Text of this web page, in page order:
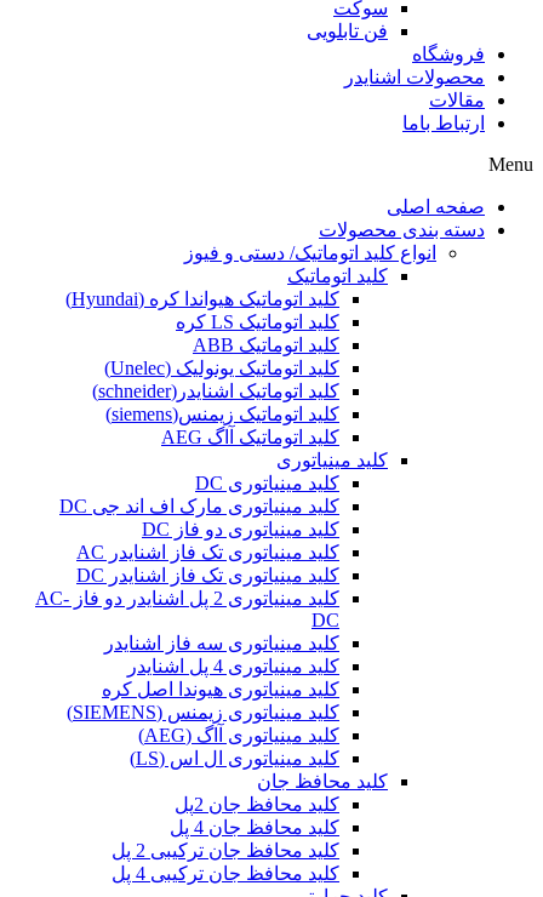
سوکت
فن تابلویی
فروشگاه
محصولات اشنایدر
مقالات
ارتباط باما
Menu
صفحه اصلی
دسته بندی محصولات
انواع کلید اتوماتیک/ دستی و فیوز
کلید اتوماتیک
کلید اتوماتیک هیواندا کره (Hyundai)
کلید اتوماتیک LS کره
کلید اتوماتیک ABB
کلید اتوماتیک یونولیک (Unelec)
کلید اتوماتیک اشنایدر(schneider)
کلید اتوماتیک زیمنس(siemens)
کلید اتوماتیک آاگ AEG
کلید مینیاتوری
کلید مینیاتوری DC
کلید مینیاتوری مارک اف اند جی DC
کلید مینیاتوری دو فاز DC
کلید مینیاتوری تک فاز اشنایدر AC
کلید مینیاتوری تک فاز اشنایدر DC
کلید مینیاتوری 2 پل اشنایدر دو فاز AC-
DC
کلید مینیاتوری سه فاز اشنایدر
کلید مینیاتوری 4 پل اشنایدر
کلید مینیاتوری هیوندا اصل کره
کلید مینیاتوری زیمنس (SIEMENS)
کلید مینیاتوری آاگ (AEG)
کلید مینیاتوری ال اس (LS)
کلید محافظ جان
کلید محافظ جان 2پل
کلید محافظ جان 4 پل
کلید محافظ جان ترکیبی 2 پل
کلید محافظ جان ترکیبی 4 پل